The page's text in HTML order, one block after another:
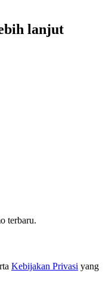
lanjut
terbaru.
Kebijakan Privasi yang